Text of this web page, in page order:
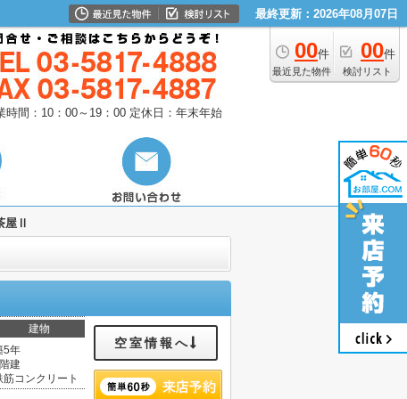
最終更新：2026年08月07日
00件
最近見た物件
00件
検討リスト
時間：10：00～19：00 定休日：年末年始
屋Ⅱ
建物
5年
建
筋コンクリート
空室情報へ